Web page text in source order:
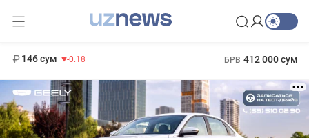
146 сум -0.18 БРВ 412 000 сум